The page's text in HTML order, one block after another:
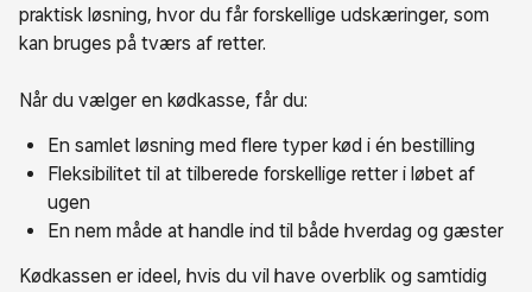
praktisk løsning, hvor du får forskellige udskæringer, som
kan bruges på tværs af retter.
Når du vælger en kødkasse, får du:
En samlet løsning med flere typer kød i én bestilling
Fleksibilitet til at tilberede forskellige retter i løbet af
ugen
En nem måde at handle ind til både hverdag og gæster
Kødkassen er ideel, hvis du vil have overblik og samtidig